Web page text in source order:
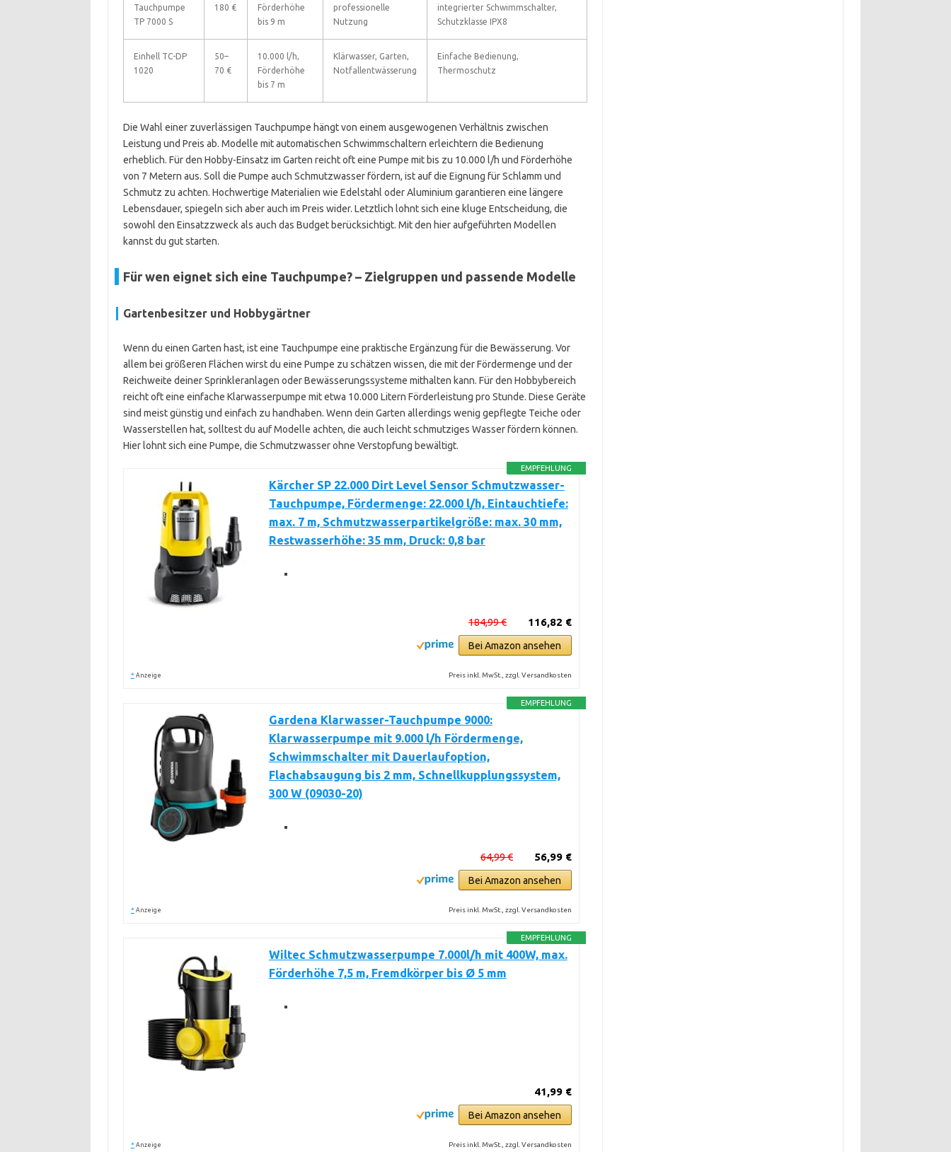
Tauchpumpe
TP 7000 S
180 €
Förderhöhe
bis 9 m
professionelle
Nutzung
integrierter Schwimmschalter,
Schutzklasse IPX8
Einhell TC-DP
1020
50–
70 €
10.000 l/h,
Förderhöhe
bis 7 m
Klärwasser, Garten,
Notfallentwässerung
Einfache Bedienung,
Thermoschutz
Die Wahl einer zuverlässigen Tauchpumpe hängt von einem ausgewogenen Verhältnis zwischen
Leistung und Preis ab. Modelle mit automatischen Schwimmschaltern erleichtern die Bedienung
erheblich. Für den Hobby-Einsatz im Garten reicht oft eine Pumpe mit bis zu 10.000 l/h und Förderhöhe
von 7 Metern aus. Soll die Pumpe auch Schmutzwasser fördern, ist auf die Eignung für Schlamm und
Schmutz zu achten. Hochwertige Materialien wie Edelstahl oder Aluminium garantieren eine längere
Lebensdauer, spiegeln sich aber auch im Preis wider. Letztlich lohnt sich eine kluge Entscheidung, die
sowohl den Einsatzzweck als auch das Budget berücksichtigt. Mit den hier aufgeführten Modellen
kannst du gut starten.
Für wen eignet sich eine Tauchpumpe? – Zielgruppen und passende Modelle
Gartenbesitzer und Hobbygärtner
Wenn du einen Garten hast, ist eine Tauchpumpe eine praktische Ergänzung für die Bewässerung. Vor
allem bei größeren Flächen wirst du eine Pumpe zu schätzen wissen, die mit der Fördermenge und der
Reichweite deiner Sprinkleranlagen oder Bewässerungssysteme mithalten kann. Für den Hobbybereich
reicht oft eine einfache Klarwasserpumpe mit etwa 10.000 Litern Förderleistung pro Stunde. Diese Geräte
sind meist günstig und einfach zu handhaben. Wenn dein Garten allerdings wenig gepflegte Teiche oder
Wasserstellen hat, solltest du auf Modelle achten, die auch leicht schmutziges Wasser fördern können.
Hier lohnt sich eine Pumpe, die Schmutzwasser ohne Verstopfung bewältigt.
EMPFEHLUNG
Kärcher SP 22.000 Dirt Level Sensor Schmutzwasser-
Tauchpumpe, Fördermenge: 22.000 l/h, Eintauchtiefe:
max. 7 m, Schmutzwasserpartikelgröße: max. 30 mm,
Restwasserhöhe: 35 mm, Druck: 0,8 bar
116,82 €
184,99 €
Bei Amazon ansehen
* Anzeige Preis inkl. MwSt., zzgl. Versandkosten
EMPFEHLUNG
Gardena Klarwasser-Tauchpumpe 9000:
Klarwasserpumpe mit 9.000 l/h Fördermenge,
Schwimmschalter mit Dauerlaufoption,
Flachabsaugung bis 2 mm, Schnellkupplungssystem,
300 W (09030-20)
56,99 €
64,99 €
Bei Amazon ansehen
* Anzeige Preis inkl. MwSt., zzgl. Versandkosten
EMPFEHLUNG
Wiltec Schmutzwasserpumpe 7.000l/h mit 400W, max.
Förderhöhe 7,5 m, Fremdkörper bis Ø 5 mm
41,99 €
Bei Amazon ansehen
* Anzeige Preis inkl. MwSt., zzgl. Versandkosten